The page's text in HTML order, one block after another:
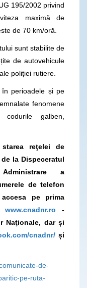
195/2002 privind
maximă de
de 70 km/oră.
sunt stabilite de
de autovehicule
poliției rutiere.
perioadele și pe
fenomene
codurile galben,
reţelei de
la Dispeceratul
a
de telefon
accesa pe prima
www.cnadnr.ro -
Naţionale, dar și
cnadnr/și
de-
pe-ruta-